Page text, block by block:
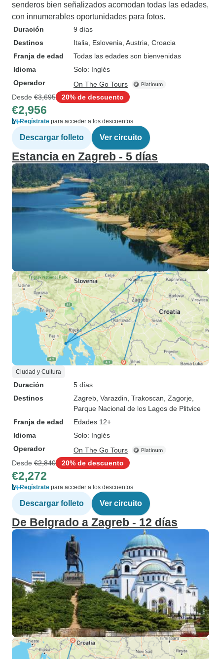
senderos bien señalizados acomodan todas las edades,
con innumerables oportunidades para fotos.
Duración
9 días
Destinos
Italia , Eslovenia , Austria , Croacia
Franja de edad
Todas las edades son bienvenidas
Idioma
Solo: Inglés
Operador
On The Go Tours
Desde €3,695 20% de descuento
€2,956
Regístrate para acceder a los descuentos
Descargar folleto Ver circuito
Estancia en Zagreb - 5 días
Ciudad y Cultura
Duración
5 días
Destinos
Zagreb , Varazdin , Trakoscan , Zagorje
Parque Nacional de los Lagos de Plitvice
Franja de edad
Edades 12+
Idioma
Solo: Inglés
Operador
On The Go Tours
Desde €2,840 20% de descuento
€2,272
Regístrate para acceder a los descuentos
Descargar folleto Ver circuito
De Belgrado a Zagreb - 12 días